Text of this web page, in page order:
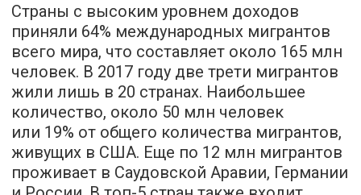
Страны с высоким уровнем доходов
приняли 64% международных мигрантов
всего мира, что составляет около 165 млн
человек. В 2017 году две трети мигрантов
жили лишь в 20 странах. Наибольшее
количество, около 50 млн человек
или 19% от общего количества мигрантов,
живущих в США. Еще по 12 млн мигрантов
проживает в Саудовской Аравии, Германии